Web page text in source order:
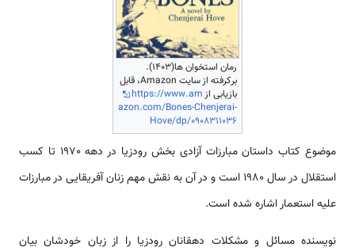
رمان استخوان ها(1403).
برکرفته از سایت Amazon، قابل
بازیابی از https://www.am
azon.com/Bones-Chenjerai-
Hove/dp/0908311036
موضوع کتاب داستان مبارزات آزادی بخش رودزیا در دهه 1970 تا کسب
استقلال در سال 1980 است و در آن به نقش مهم زنان آفریقایی در مبارزات
علیه استعمار اشاره شده است.
نویسنده مسائل و مشکلات دهقانان رودزیا را از زبان خودشان بیان